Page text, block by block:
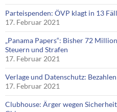
Parteispenden: ÖVP klagt in 13
17. Februar 2021
„Panama Papers“: Bisher 72
Steuern und Strafen
17. Februar 2021
Verlage und Datenschutz:
17. Februar 2021
Clubhouse: Ärger wegen